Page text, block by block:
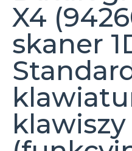
X4
skaner
klawiszy